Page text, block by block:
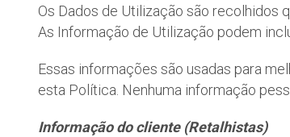
Os Dados de Utilização são recolhidos
As Informação de Utilização podem
Essas informações são usadas para
esta Política. Nenhuma informação
Informação do cliente (Retalhistas)